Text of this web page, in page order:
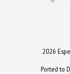
2026
Ported to